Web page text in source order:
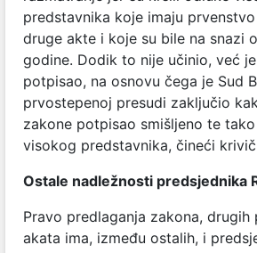
predstavnika koje imaju
druge akte i koje su bile na snazi
godine. Dodik to nije učinio, već
potpisao, na osnovu čega je Sud
prvostepenoj presudi zaključio
zakone potpisao smišljeno te
visokog predstavnika, čineći
Ostale nadležnosti predsjednika
Pravo predlaganja zakona,
akata ima, između ostalih, i